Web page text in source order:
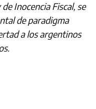
Inocencia Fiscal, se
de paradigma
a los argentinos